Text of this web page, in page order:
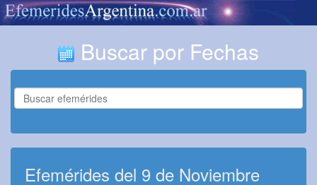
Buscar por Fechas
Efemérides del 9 de Noviembre